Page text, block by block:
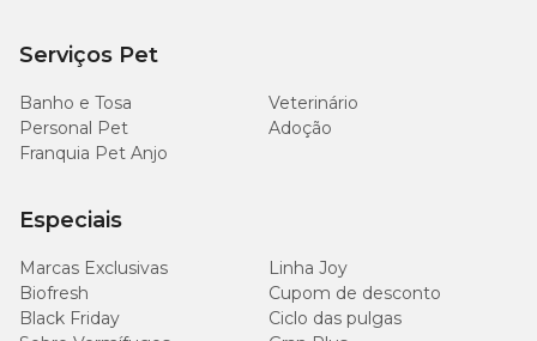
Serviços Pet
Banho e Tosa
Veterinário
Personal Pet
Adoção
Franquia Pet Anjo
Especiais
Marcas Exclusivas
Linha Joy
Biofresh
Cupom de desconto
Black Friday
Ciclo das pulgas